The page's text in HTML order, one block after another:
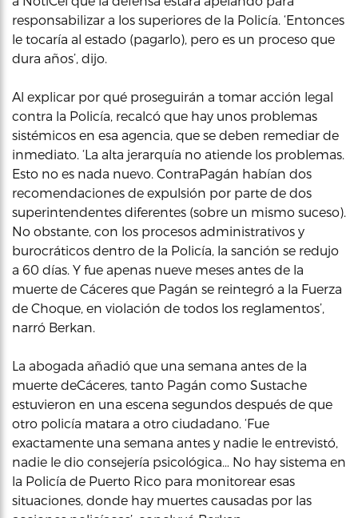
responsabilizar a los superiores de la Policía. ‘Entonces
le tocaría al estado (pagarlo), pero es un proceso que
dura años’, dijo.
Al explicar por qué proseguirán a tomar acción legal
contra la Policía, recalcó que hay unos problemas
sistémicos en esa agencia, que se deben remediar de
inmediato. ‘La alta jerarquía no atiende los problemas.
Esto no es nada nuevo. ContraPagán habían dos
recomendaciones de expulsión por parte de dos
superintendentes diferentes (sobre un mismo suceso).
No obstante, con los procesos administrativos y
burocráticos dentro de la Policía, la sanción se redujo
a 60 días. Y fue apenas nueve meses antes de la
muerte de Cáceres que Pagán se reintegró a la Fuerza
de Choque, en violación de todos los reglamentos’,
narró Berkan.
La abogada añadió que una semana antes de la
muerte deCáceres, tanto Pagán como Sustache
estuvieron en una escena segundos después de que
otro policía matara a otro ciudadano. ‘Fue
exactamente una semana antes y nadie le entrevistó,
nadie le dio consejería psicológica… No hay sistema en
la Policía de Puerto Rico para monitorear esas
situaciones, donde hay muertes causadas por las